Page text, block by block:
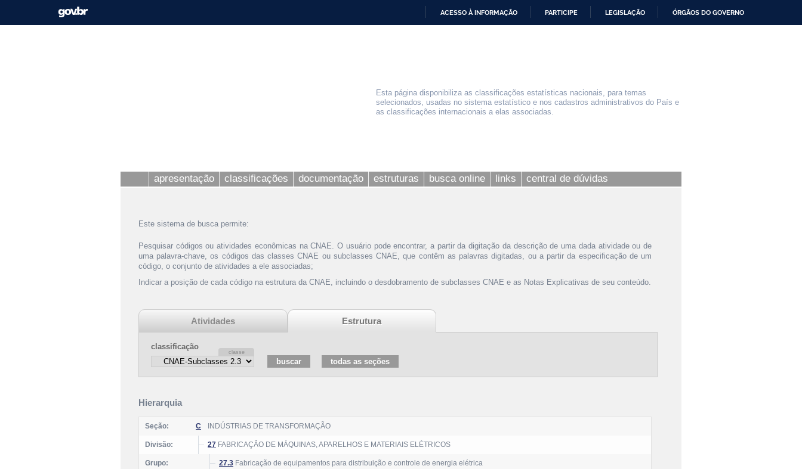
ACESSO À INFORMAÇÃO PARTICIPE LEGISLAÇÃO ÓRGÃOS DO GOVERNO
Esta página disponibiliza as classificações estatísticas nacionais, para temas
selecionados, usadas no sistema estatístico e nos cadastros administrativos do País e
as classificações internacionais a elas associadas.
apresentação classificações documentação estruturas busca online links central de dúvidas
Este sistema de busca permite:
Pesquisar códigos ou atividades econômicas na CNAE. O usuário pode encontrar, a partir da digitação da descrição de uma dada atividade ou de
uma palavra-chave, os códigos das classes CNAE ou subclasses CNAE, que contêm as palavras digitadas, ou a partir da especificação de um
código, o conjunto de atividades a ele associadas;
Indicar a posição de cada código na estrutura da CNAE, incluindo o desdobramento de subclasses CNAE e as Notas Explicativas de seu conteúdo.
Atividades Estrutura
classificação
Hierarquia
Seção: C INDÚSTRIAS DE TRANSFORMAÇÃO
Divisão: 27 FABRICAÇÃO DE MÁQUINAS, APARELHOS E MATERIAIS ELÉTRICOS
Grupo: 27.3 Fabricação de equipamentos para distribuição e controle de energia elétrica